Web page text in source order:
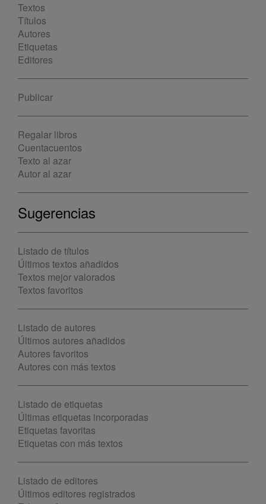
Textos
Títulos
Autores
Etiquetas
Editores
Publicar
Regalar libros
Cuentacuentos
Texto al azar
Autor al azar
Sugerencias
Listado de títulos
Últimos textos añadidos
Textos mejor valorados
Textos favoritos
Listado de autores
Últimos autores añadidos
Autores favoritos
Autores con más textos
Listado de etiquetas
Últimas etiquetas incorporadas
Etiquetas favoritas
Etiquetas con más textos
Listado de editores
Últimos editores registrados